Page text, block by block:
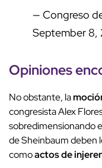
— Congreso
September 8,
Opiniones
No obstante, la
congresista Alex
sobredimensionando
de Sheinbaum deben
comoactos de